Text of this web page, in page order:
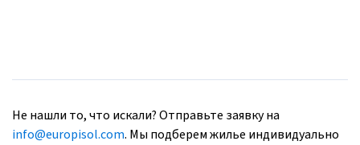
Не нашли то, что искали? Отправьте заявку на
info@europisol.com. Мы подберем жилье индивидуально